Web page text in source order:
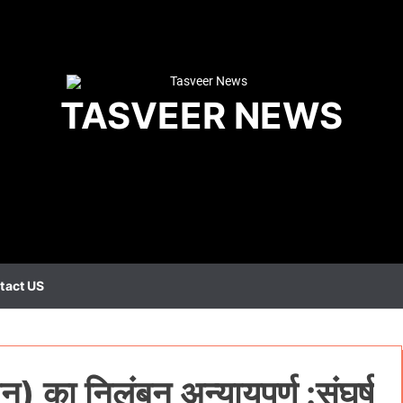
TASVEER NEWS
US
का निलंबन अन्यायपूर्ण :संघर्ष